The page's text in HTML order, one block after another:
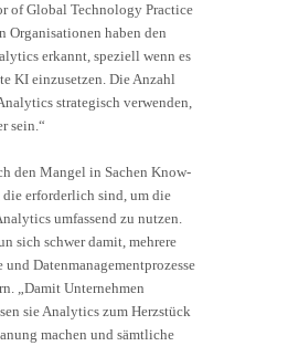
of Global Technology Practice
Organisationen haben den
erkannt, speziell wenn es
KI einzusetzen. Die Anzahl
strategisch verwenden,
sein.“
den Mangel in Sachen Know-
erforderlich sind, um die
umfassend zu nutzen.
sich schwer damit, mehrere
Datenmanagementprozesse
„Damit Unternehmen
sie Analytics zum Herzstück
machen und sämtliche